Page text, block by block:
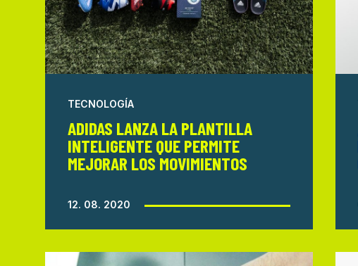
TECNOLOGÍA
ADIDAS LANZA LA PLANTILLA
INTELIGENTE QUE PERMITE
MEJORAR LOS MOVIMIENTOS
12. 08. 2020